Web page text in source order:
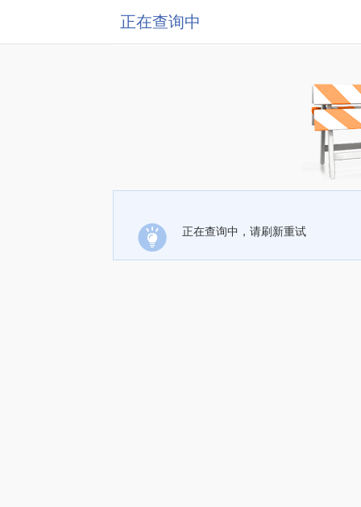
正在查询中
正在查询中，请刷新重试